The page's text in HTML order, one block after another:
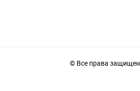
© Все права